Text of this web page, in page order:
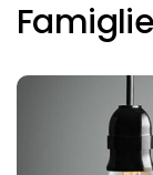
Famiglie